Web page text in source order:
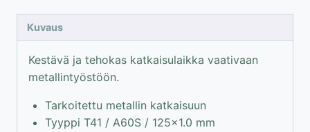
125×1.0
mm
määrä
Kuvaus
Kestävä ja tehokas katkaisulaikka vaativaan
metallintyöstöön.
Tarkoitettu metallin katkaisuun
Tyyppi T41 / A60S / 125×1.0 mm